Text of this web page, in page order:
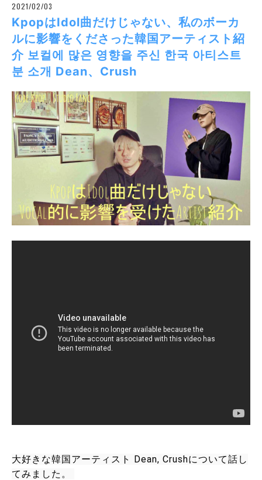
2021/02/03
KpopはIdol曲だけじゃない、私のボーカ
ルに影響をくださった韓国アーティスト紹
介 보컬에 많은 영향을 주신 한국 아티스트
분 소개 Dean、Crush
大好きな韓国アーティスト Dean, Crushについて話し
てみました。